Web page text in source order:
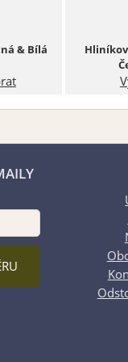
& Bílá